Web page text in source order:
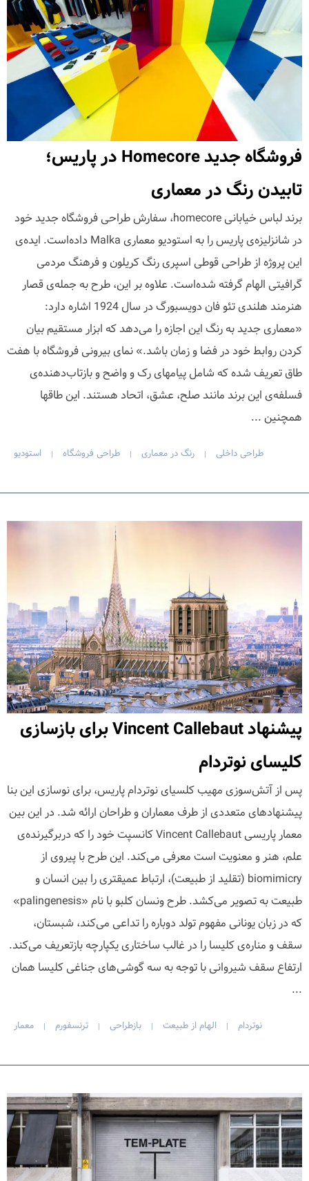
فروشگاه جدید Homecore در پاریس؛
تابیدن رنگ در معماری
برند لباس خیابانی homecore، سفارش طراحی فروشگاه جدید خود
در شانزلیزه‌ی پاریس را به استودیو معماری Malka داده‌است. ایده‌ی
این پروژه از طراحی قوطی اسپری رنگ کریلون و فرهنگ مردمی
گرافیتی الهام گرفته شده‌است. علاوه بر این، طرح به جمله‌ی قصار
هنرمند هلندی تئو فان دویسبورگ در سال 1924 اشاره دارد:
«معماری جدید به رنگ این اجازه را می‌دهد که ابزار مستقیم بیان
کردن روابط خود در فضا و زمان باشد.» نمای بیرونی فروشگاه با هفت
طاق تعریف شده که شامل پیامهای رک و واضح و بازتاب‌دهنده‌ی
فسلفه‌ی این برند مانند صلح، عشق، اتحاد هستند. این طاقها
همچنین ...
طراحی داخلی | رنگ در معماری | طراحی فروشگاه | استودیو
پیشنهاد Vincent Callebaut برای بازسازی
کلیسای نوتردام
پس از آتش‌سوزی مهیب کلسیای نوتردام پاریس، برای نوسازی این بنا
پیشنهادهای متعددی از طرف معماران و طراحان ارائه شد. در این بین
معمار پاریسی Vincent Callebaut کانسپت خود را که دربرگیرنده‌ی
علم، هنر و معنویت است معرفی می‌کند. این طرح با پیروی از
biomimicry (تقلید از طبیعت)، ارتباط عمیقتری را بین انسان و
طبیعت به تصویر می‌کشد. طرح ونسان کلبو با نام «palingenesis»
که در زبان یونانی مفهوم تولد دوباره را تداعی می‌کند، شبستان،
سقف و مناره‌ی کلیسا را در غالب ساختاری یکپارچه بازتعریف می‌کند.
ارتفاع سقف شیروانی با توجه به سه گوشی‌های جناغی کلیسا همان
...
نوتردام | الهام از طبیعت | بازطراحی | ترنسفورم | معمار